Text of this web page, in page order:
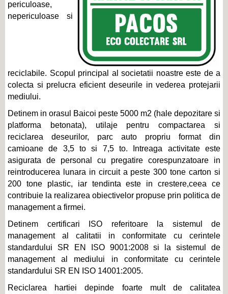
periculoase,
nepericuloase si
reciclabile. Scopul principal al societatii noastre este de a
colecta si prelucra eficient deseurile in vederea protejarii
mediului.
Detinem in orasul Baicoi peste 5000 m2 (hale depozitare si
platforma betonata), utilaje pentru compactarea si
reciclarea deseurilor, parc auto propriu format din
camioane de 3,5 to si 7,5 to. Intreaga activitate este
asigurata de personal cu pregatire corespunzatoare in
reintroducerea lunara in circuit a peste 300 tone carton si
200 tone plastic, iar tendinta este in crestere,ceea ce
contribuie la realizarea obiectivelor propuse prin politica de
management a firmei.
Detinem certificari ISO referitoare la sistemul de
management al calitatii in conformitate cu cerintele
standardului SR EN ISO 9001:2008 si la sistemul de
management al mediului in conformitate cu cerintele
standardului SR EN ISO 14001:2005.
Reciclarea hartiei depinde foarte mult de calitatea